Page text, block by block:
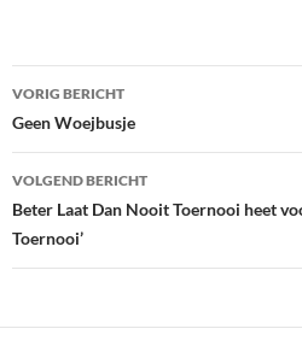
Bericht
navigatie
VORIG BERICHT
Geen Woejbusje
VOLGEND BERICHT
Beter Laat Dan Nooit Toernooi heet
Toernooi’